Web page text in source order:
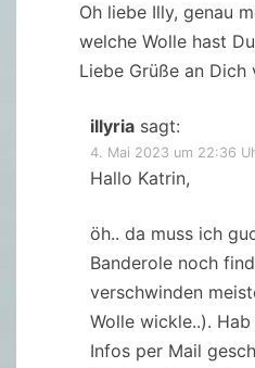
Oh liebe Illy, genau
welche Wolle hast
Liebe Grüße an Dich
illyria sagt:
4. Mai 2023 um 22:36
Hallo Katrin,
öh.. da muss ich
Banderole noch
verschwinden
Wolle wickle..).
Infos per Mail